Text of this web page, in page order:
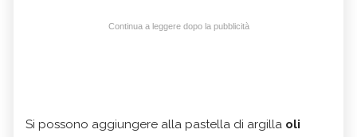
Continua a leggere dopo la pubblicità
Si possono aggiungere alla pastella di argilla oli